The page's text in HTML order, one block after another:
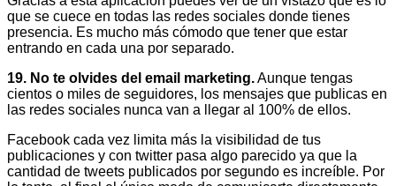
que se cuece en todas las redes sociales donde tienes
presencia. Es mucho más cómodo que tener que estar
entrando en cada una por separado.
19. No te olvides del email marketing.Aunque tengas
cientos o miles de seguidores, los mensajes que publicas en
las redes sociales nunca van a llegar al 100% de ellos.
Facebook cada vez limita más la visibilidad de tus
publicaciones y con twitter pasa algo parecido ya que la
cantidad de tweets publicados por segundo es increíble. Por